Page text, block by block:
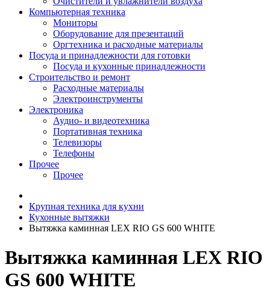
Компьютерная техника
Мониторы
Оборудование для презентаций
Оргтехника и расходные материалы
Посуда и принадлежности для готовки
Посуда и кухонные принадлежности
Строительство и ремонт
Расходные материалы
Электроинструменты
Электроника
Аудио- и видеотехника
Портативная техника
Телевизоры
Телефоны
Прочее
Прочее
Крупная техника для кухни
Кухонные вытяжки
Вытяжка каминная LEX RIO GS 600 WHITE
Вытяжка каминная LEX RIO
GS 600 WHITE